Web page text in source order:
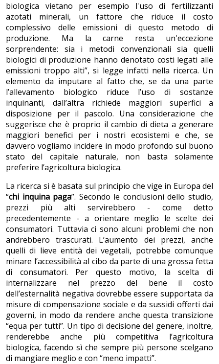
biologica vietano per esempio l'uso di fertilizzanti
azotati minerali, un fattore che riduce il costo
complessivo delle emissioni di questo metodo di
produzione. Ma la carne resta un'eccezione
sorprendente: sia i metodi convenzionali sia quelli
biologici di produzione hanno denotato costi legati alle
emissioni troppo alti”, si legge infatti nella ricerca. Un
elemento da imputare al fatto che, se da una parte
l’allevamento biologico riduce l’uso di sostanze
inquinanti, dall’altra richiede maggiori superfici a
disposizione per il pascolo. Una considerazione che
suggerisce che è proprio il cambio di dieta a generare
maggiori benefici per i nostri ecosistemi e che, se
davvero vogliamo incidere in modo profondo sul buono
stato del capitale naturale, non basta solamente
preferire l’agricoltura biologica.
La ricerca si è basata sul principio che vige in Europa del
“chi inquina paga”. Secondo le conclusioni dello studio,
prezzi più alti servirebbero - come detto
precedentemente - a orientare meglio le scelte dei
consumatori. Tuttavia ci sono alcuni problemi che non
andrebbero trascurati. L’aumento dei prezzi, anche
quelli di lieve entità dei vegetali, potrebbe comunque
minare l’accessibilità al cibo da parte di una grossa fetta
di consumatori. Per questo motivo, la scelta di
internalizzare nel prezzo del bene il costo
dell’esternalità negativa dovrebbe essere supportata da
misure di compensazione sociale e da sussidi offerti dai
governi, in modo da rendere anche questa transizione
“equa per tutti”. Un tipo di decisione del genere, inoltre,
renderebbe anche più competitiva l’agricoltura
biologica, facendo sì che sempre più persone scelgano
di mangiare meglio e con “meno impatti”.